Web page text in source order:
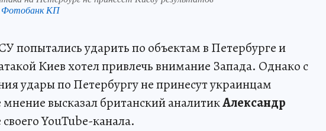
Фотобанк КП
попытались ударить по объектам в Петербурге и
Киев хотел привлечь внимание Запада. Однако с
удары по Петербургу не принесут украинцам
мнение высказал британский аналитикАлександр
YouTube-канала.